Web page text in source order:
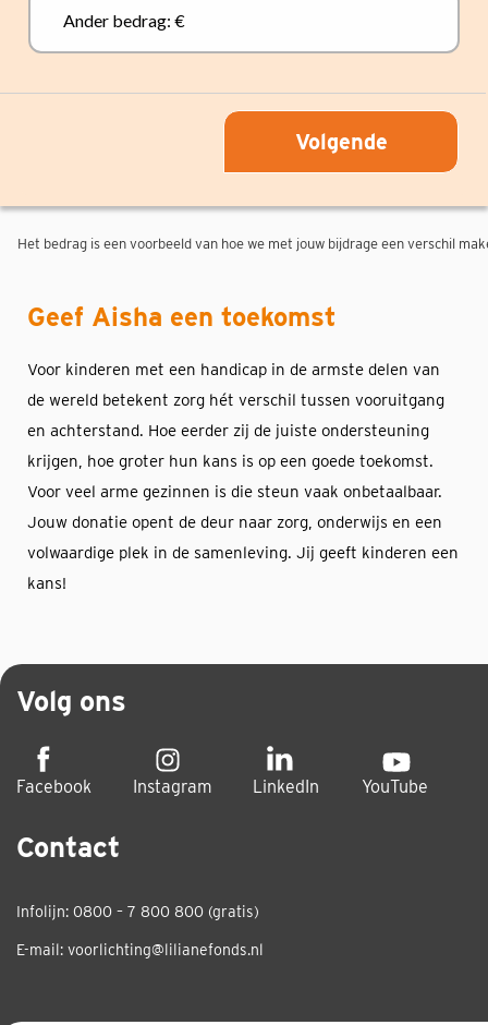
Ander bedrag: €
Volgende
Het bedrag is een voorbeeld van hoe we met jouw bijdrage een verschil
Geef Aisha een toekomst
Voor kinderen met een handicap in de armste delen van
de wereld betekent zorg hét verschil tussen vooruitgang
en achterstand. Hoe eerder zij de juiste ondersteuning
krijgen, hoe groter hun kans is op een goede toekomst.
Voor veel arme gezinnen is die steun vaak onbetaalbaar.
Jouw donatie opent de deur naar zorg, onderwijs en een
volwaardige plek in de samenleving. Jij geeft kinderen een
kans!
Volg ons
Facebook Instagram LinkedIn YouTube
Contact
Infolijn: 0800 – 7 800 800 (gratis)
E-mail: voorlichting@lilianefonds.nl